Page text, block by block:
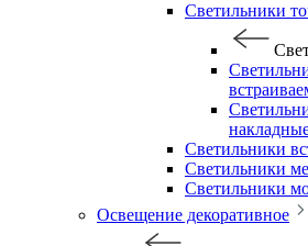
Светильники
Светильники
Светильники
Светильники
Освещение декоративное